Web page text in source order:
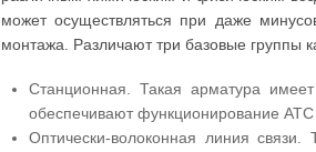
может осуществляться при даже
монтажа. Различают три базовые группы
Станционная. Такая арматура
обеспечивают функционирование
Оптически-волоконная линия связи.